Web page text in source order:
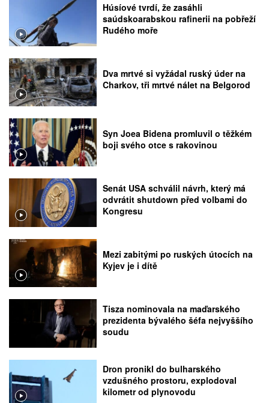
Húsíové tvrdí, že zasáhli
saúdskoarabskou rafinerii na pobřeží
Rudého moře
Dva mrtvé si vyžádal ruský úder na
Charkov, tři mrtvé nálet na Belgorod
Syn Joea Bidena promluvil o těžkém
boji svého otce s rakovinou
Senát USA schválil návrh, který má
odvrátit shutdown před volbami do
Kongresu
Mezi zabitými po ruských útocích na
Kyjev je i dítě
Tisza nominovala na maďarského
prezidenta bývalého šéfa nejvyššího
soudu
Dron pronikl do bulharského
vzdušného prostoru, explodoval
kilometr od plynovodu